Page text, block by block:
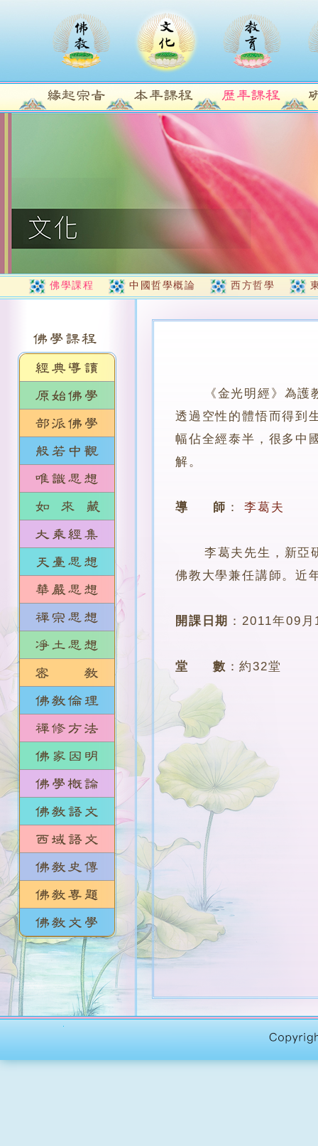
佛學課程 中國哲學概論 西方哲學
《金光明經》為
透過空性的體悟而得到
幅佔全經泰半，很多中
解。
導 師 ： 李葛夫
李葛夫先生，新亞研
佛教大學兼任講師。近
開課日期 ：2011年09月
堂 數 ：約32堂